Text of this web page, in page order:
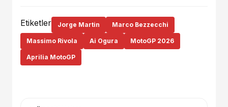
Etiketler Jorge Martin Marco Bezzecchi
Massimo Rivola Ai Ogura MotoGP 2026
Aprilia MotoGP